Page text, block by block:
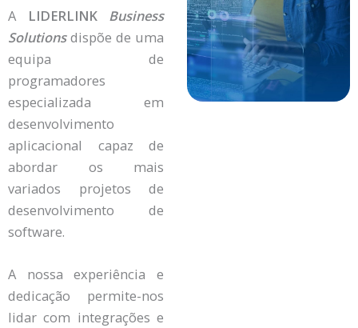
A LIDERLINK Business
Solutionsdispõe de uma
equipa de
programadores
especializada em
desenvolvimento
aplicacional capaz de
abordar os mais
variados projetos de
desenvolvimento de
software.
A nossa experiência e
dedicação permite-nos
lidar com integrações e